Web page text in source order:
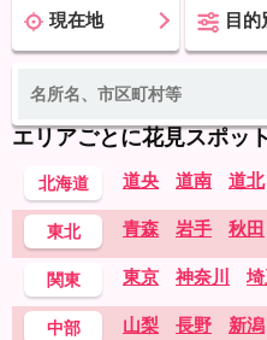
現在地 目的
エリアごとに花見スポッ
北海道 道央 道南 道北
東北 青森 岩手 秋田
関東 東京 神奈川
中部 山梨 長野 新潟